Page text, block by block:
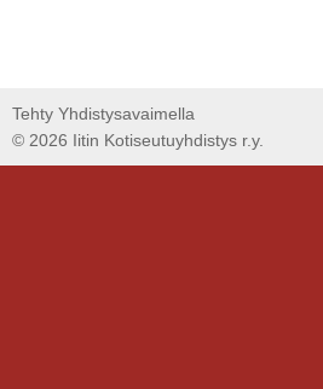
Tehty Yhdistysavaimella
© 2026 Iitin Kotiseutuyhdistys r.y.